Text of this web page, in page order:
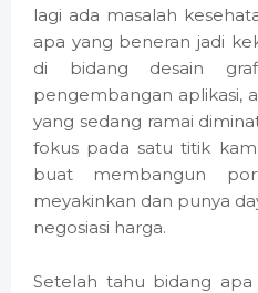
lagi ada masalah
apa yang beneran jadi
di bidang desain
pengembangan aplikasi,
yang sedang ramai
fokus pada satu titik
buat membangun
meyakinkan dan punya
negosiasi harga.
Setelah tahu bidang